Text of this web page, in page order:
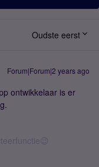
Oudste eerst
Forum|Forum|2 years ago
ontwikkelaar is er